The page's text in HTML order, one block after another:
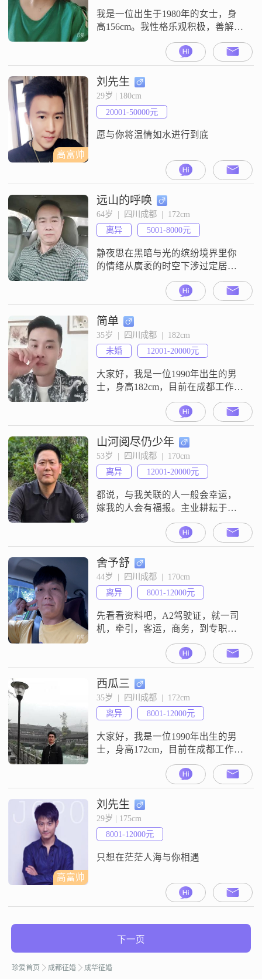
安逸
我是一位出生于1980年的女士，身
高156cm。我性格乐观积极，善解人
来丰富自己的生活。我认为在一段
关系中，互相尊重、信任包容是非
常重要的，只有这样才能实现双向
付出，共同进步。我注重平衡工作
与生活，努力做到在忙碌的工作之
余，也能保持身心的健康。我相信
健康是生活的基石，只有身体健
高富帅
刘先生
29岁 | 180cm
20001-50000元
愿与你将温情如水进行到底
远山的呼唤
64岁  |  四川成都  |  172cm
离异
5001-8000元
静夜思在黑暗与光的缤纷境界里你
的情绪从廣袤的时空下涉过定居在
一首诗歌里把自己剪辑下来深贴于
语言的背后也是成长的一种风景而
你的姿态如禅是经历了成功与失败
反复角逐涌出来的一切都在想象之
中又都在想象之外注:（本人实际年
龄，57岁）
简单
35岁  |  四川成都  |  182cm
未婚
12001-20000元
大家好，我是一位1990年出生的男
士，身高182cm，目前在成都工作。
我的月收入在12001到20000元之
间，拥有大专学历。在性格方面，
我自认为比较稳重可靠，对待事情
认真负责，不轻易放弃。家庭对我
来说非常重要，我认为一个和谐的
家庭是事业成功的基础。因此，我
在追求事业的同时，也非常注重家
庭的和谐与幸福。我对待感情比较
真
山河阅尽仍少年
53岁  |  四川成都  |  170cm
离异
12001-20000元
都说，与我关联的人一般会幸运，
嫁我的人会有福报。主业耕耘于大
学讲台，副业专注于家庭教育、心
理咨询。年轻时懵懂、无知，对婚
恋、家庭的理解太过简单。经历多
了以及学习与深耕，才真正明白爱
的能力、三观契合、同频发展的重
要。具体的我：· 心态年轻，精神饱
满，体力在线——用朋友的话说，
“30岁的体格，40岁的担当”。· 有养
家的能
舍予舒
44岁  |  四川成都  |  170cm
离异
8001-12000元
先看看资料吧，A2驾驶证，就一司
机，牵引，客运，商务，到专职，
现在发现除了会开车，自己什么都
不会了……81年11月18日天蝎座，
一个人住成华，有房代步车没有贷
款，老人在老家有房，养老金，儿
子大学毕业工作了，不用管。梦想
着：两口子过日子，一起买买菜，
下下厨，散散步，或是窝在沙发躺
在怀里追追剧，过日子就是柴米油
盐酱醋茶，简
西瓜三
35岁  |  四川成都  |  172cm
离异
8001-12000元
大家好，我是一位1990年出生的男
士，身高172cm，目前在成都工作，
月收入在8001到12000元之间。我拥
有硕士学位，平时喜欢用幽默的方
式与人交流，这让我的朋友们总觉
得跟我在一起充满乐趣。性格方
面，我是个外向且健谈的人，很容
易就能和大家打成一片。我对待人
际关系非常随和，容易相处，不喜
欢计较太多。家庭对我来说非常重
高富帅
刘先生
29岁 | 175cm
8001-12000元
只想在茫茫人海与你相遇
下一页
珍爱首页 成都征婚 成华征婚